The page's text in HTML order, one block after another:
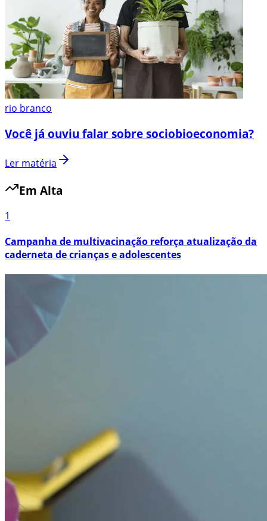
rio branco
Você já ouviu falar sobre sociobioeconomia?
Ler matéria
Em Alta
1
Campanha de multivacinação reforça atualização da
caderneta de crianças e adolescentes